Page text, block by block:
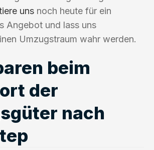
uns noch heute für ein
Angebot und lass uns
Umzugstraum wahr werden.
beim
der
nach